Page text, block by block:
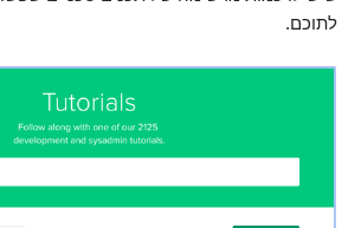
לתוכם.